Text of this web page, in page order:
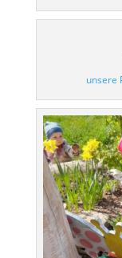
unsere